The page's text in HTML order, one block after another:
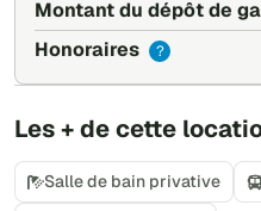
Montant du dépôt de
Honoraires
?
Les + de cette
Salle de bain privative